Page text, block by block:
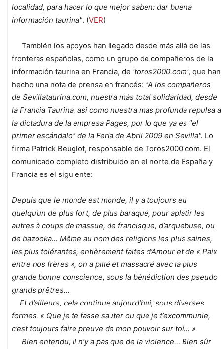
localidad, para hacer lo que mejor saben: dar buena
información taurina". (VER)
También los apoyos han llegado desde más allá de las
fronteras españolas, como un grupo de compañeros de la
información taurina en Francia, de 'toros2000.com', que han
hecho una nota de prensa en francés: "A los compañeros
de Sevillataurina.com, nuestra más total solidaridad, desde
la Francia Taurina, asi como nuestra mas profunda repulsa a
la dictadura de la empresa Pages, por lo que ya es "el
primer escándalo" de la Feria de Abril 2009 en Sevilla". Lo
firma Patrick Beuglot, responsable de Toros2000.com. El
comunicado completo distribuido en el norte de España y
Francia es el siguiente:
Depuis que le monde est monde, il y a toujours eu
quelqu’un de plus fort, de plus baraqué, pour aplatir les
autres à coups de massue, de francisque, d’arquebuse, ou
de bazooka… Même au nom des religions les plus saines,
les plus tolérantes, entièrement faites d’Amour et de « Paix
entre nos frères », on a pillé et massacré avec la plus
grande bonne conscience, sous la bénédiction des pseudo
grands prêtres…
Et d’ailleurs, cela continue aujourd’hui, sous diverses
formes. « Que je te fasse sauter ou que je t’excommunie,
c’est toujours faire preuve de mon pouvoir sur toi… »
Bien entendu, il n’y a pas que de la violence… Bien sûr